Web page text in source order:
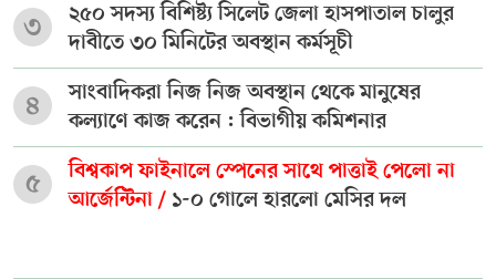
৩
২৫০ সদস্য বিশিষ্ট্য সিলেট জেলা হাসপাতাল চালুর
দাবীতে ৩০ মিনিটের অবস্থান কর্মসূচী
৪
সাংবাদিকরা নিজ নিজ অবস্থান থেকে মানুষের
কল্যাণে কাজ করেন : বিভাগীয় কমিশনার
৫
বিশ্বকাপ ফাইনালে স্পেনের সাথে পাত্তাই পেলো না
আর্জেন্টিনা / ১-০ গোলে হারলো মেসির দল